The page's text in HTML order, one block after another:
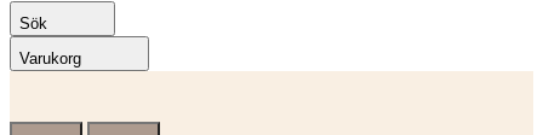
Sök
Varukorg